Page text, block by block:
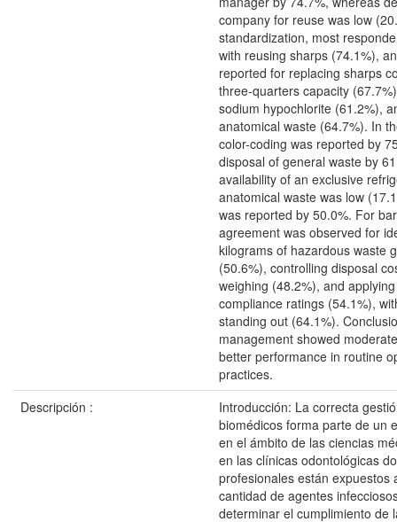
company for reuse was low
standardization, most
with reusing sharps (74.1%),
reported for replacing sharps
three-quarters capacity
sodium hypochlorite (61.2%),
anatomical waste (64.7%). In
color-coding was reported by
disposal of general waste by
availability of an exclusive
anatomical waste was low
was reported by 50.0%. For
agreement was observed for
kilograms of hazardous waste
(50.6%), controlling disposal
weighing (48.2%), and
compliance ratings (54.1%),
standing out (64.1%).
management showed
better performance in routine
practices.
Descripción :
Introducción: La correcta
biomédicos forma parte de un
en el ámbito de las ciencias
en las clínicas odontológicas
profesionales están expuestos
cantidad de agentes
determinar el cumplimiento de